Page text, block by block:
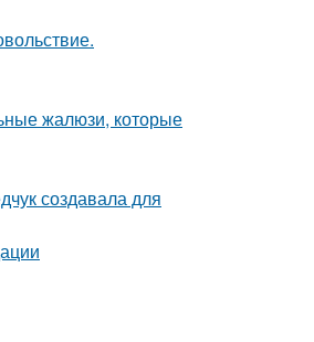
жалюзи, которые
создавала для